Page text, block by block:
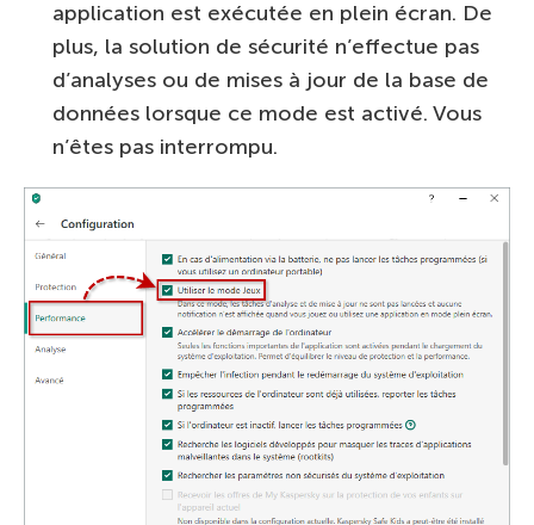
application est exécutée en plein écran. De
plus, la solution de sécurité n’effectue pas
d’analyses ou de mises à jour de la base de
données lorsque ce mode est activé. Vous
n’êtes pas interrompu.